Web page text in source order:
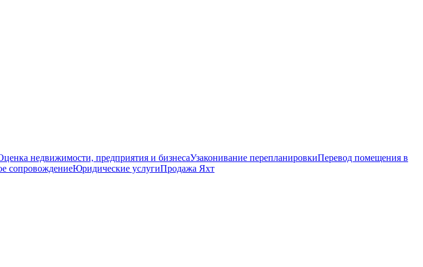
недвижимости, предприятия и бизнесаУзаконивание перепланировкиПеревод помещения в
сопровождениеЮридические услугиПродажа Яхт